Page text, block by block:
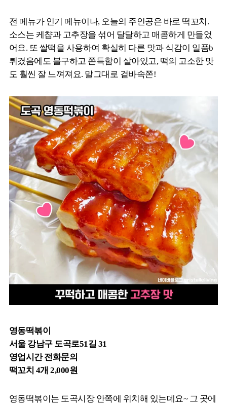
전 메뉴가 인기 메뉴이나, 오늘의 주인공은 바로 떡꼬치.
소스는 케챱과 고추장을 섞어 달달하고 매콤하게 만들었
어요. 또 쌀떡을 사용하여 확실히 다른 맛과 식감이 일품b
튀겼음에도 불구하고 쫀득함이 살아있고, 떡의 고소한 맛
도 훨씬 잘 느껴져요. 말그대로 겉바속쫀!
영동떡볶이
서울 강남구 도곡로51길 31
영업시간 전화문의
떡꼬치 4개 2,000원
영동떡볶이는 도곡시장 안쪽에 위치해 있는데요~ 그 곳에